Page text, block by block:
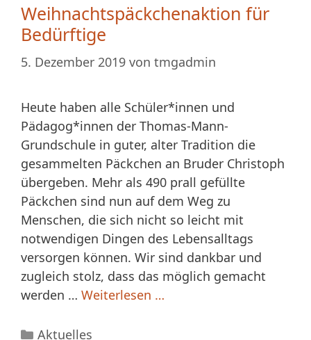
Weihnachtspäckchenaktion für
Bedürftige
5. Dezember 2019 von tmgadmin
Heute haben alle Schüler*innen und
Pädagog*innen der Thomas-Mann-
Grundschule in guter, alter Tradition die
gesammelten Päckchen an Bruder Christoph
übergeben. Mehr als 490 prall gefüllte
Päckchen sind nun auf dem Weg zu
Menschen, die sich nicht so leicht mit
notwendigen Dingen des Lebensalltags
versorgen können. Wir sind dankbar und
zugleich stolz, dass das möglich gemacht
werden … Weiterlesen …
Kategorien
Aktuelles